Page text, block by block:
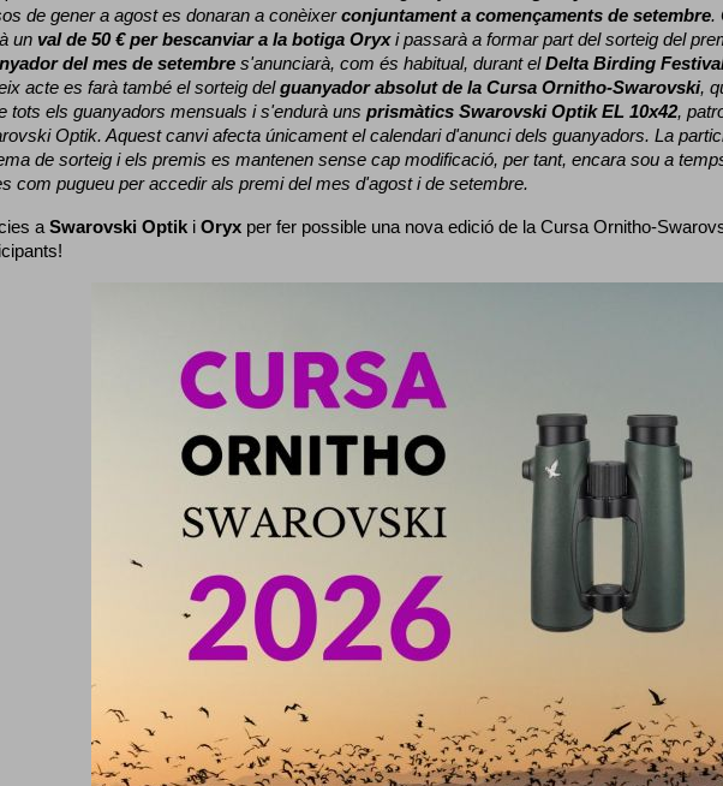
de gener a agost es donaran a conèixer conjuntament a començaments de setembre.
un val de 50 € per bescanviar a la botiga Oryx i passarà a formar part del sorteig del
del mes de setembre s'anunciarà, com és habitual, durant el Delta Birding
acte es farà també el sorteig del guanyador absolut de la Cursa Ornitho-Swarovski,
tots els guanyadors mensuals i s'endurà uns prismàtics Swarovski Optik EL 10x42,
Optik. Aquest canvi afecta únicament el calendari d'anunci dels guanyadors. La
de sorteig i els premis es mantenen sense cap modificació, per tant, encara sou a
com pugueu per accedir als premi del mes d'agost i de setembre.
a Swarovski Optik i Oryx per fer possible una nova edició de la Cursa Ornitho-